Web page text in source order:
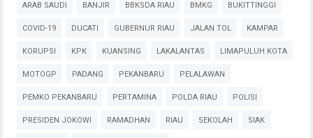
ARAB SAUDI BANJIR BBKSDA RIAU BMKG BUKITTINGGI
COVID-19 DUCATI GUBERNUR RIAU JALAN TOL KAMPAR
KORUPSI KPK KUANSING LAKALANTAS LIMAPULUH KOTA
MOTOGP PADANG PEKANBARU PELALAWAN
PEMKO PEKANBARU PERTAMINA POLDA RIAU POLISI
PRESIDEN JOKOWI RAMADHAN RIAU SEKOLAH SIAK